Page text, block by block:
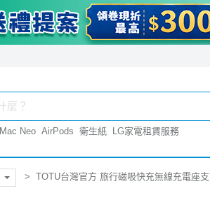
Mac Neo AirPods 衛生紙 LG家電租賃服務
TOTU台灣官方 旅行磁吸快充無線充電座